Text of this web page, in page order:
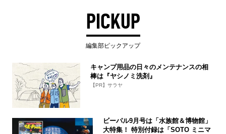
PICKUP
編集部ピックアップ
キャンプ用品の日々のメンテナンスの相
棒は『ヤシノミ洗剤』
【PR】サラヤ
ビーパル9月号は「水族館＆博物館」
大特集！ 特別付録は「SOTO ミニマ